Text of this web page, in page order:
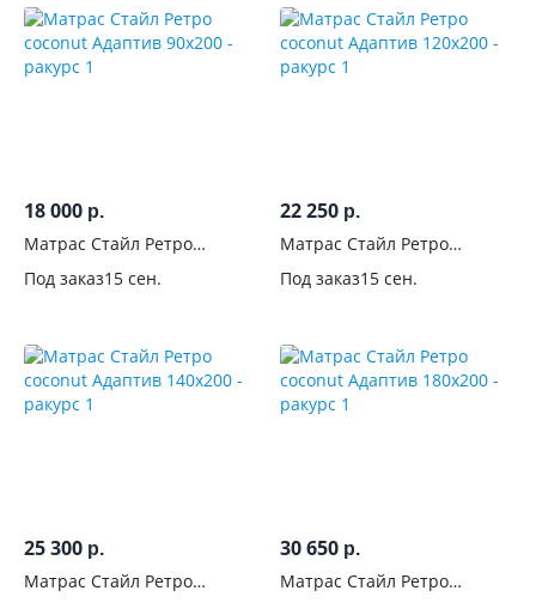
18 000 р.
Матрас Стайл Ретро
Под заказ15 сен.
22 250 р.
Матрас Стайл Ретро
Под заказ15 сен.
25 300 р.
Матрас Стайл Ретро
30 650 р.
Матрас Стайл Ретро